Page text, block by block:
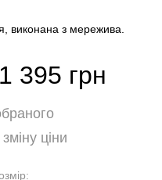
виконана з мережива.
1 395 грн
ціни